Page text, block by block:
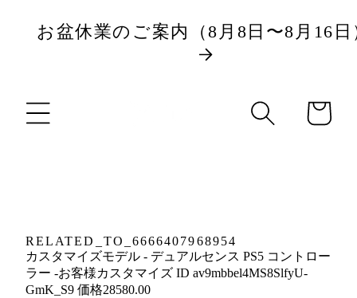
に
お盆休業のご案内（8月8日〜8月16日
ー
情
ッ
プ
RELATED_TO_6666407968954
カスタマイズモデル - デュアルセンス PS5 コントロー
ラー -お客様カスタマイズ ID av9mbbel4MS8SlfyU-
GmK_S9 価格28580.00